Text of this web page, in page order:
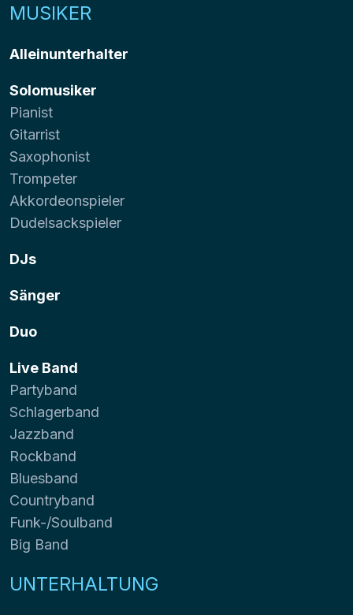
MUSIKER
Alleinunterhalter
Solomusiker
Pianist
Gitarrist
Saxophonist
Trompeter
Akkordeonspieler
Dudelsackspieler
DJs
Sänger
Duo
Live Band
Partyband
Schlagerband
Jazzband
Rockband
Bluesband
Countryband
Funk-/Soulband
Big Band
UNTERHALTUNG